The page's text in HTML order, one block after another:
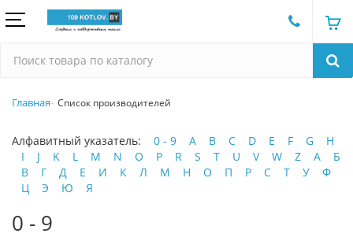
Главная Список производителей
Алфавитный указатель: 0 - 9 A B C D E F G
H
I
J K L M N O P R S T U V W Z А
Б
В
Г Д Е И К Л М Н О П Р С Т У
Ф
Ц
Э Ю Я
0 - 9